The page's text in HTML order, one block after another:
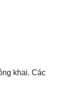
khai. Các